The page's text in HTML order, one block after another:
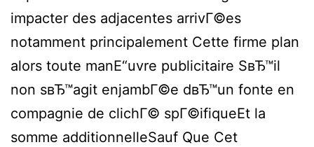
impacter des adjacentes arrivГ©es
notamment principalement Cette firme plan
alors toute manЕ“uvre publicitaire SвЂ™il
non sвЂ™agit enjambГ©e dвЂ™un fonte en
compagnie de clichГ© spГ©ifiqueEt la
somme additionnelleSauf Que Cet